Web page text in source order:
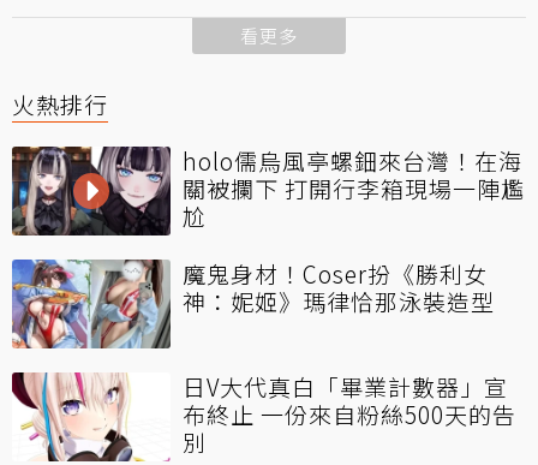
看更多
火熱排行
holo儒烏風亭螺鈿來台灣！在海
關被攔下 打開行李箱現場一陣尷
尬
魔鬼身材！Coser扮《勝利女
神：妮姬》瑪律恰那泳裝造型
日V大代真白「畢業計數器」宣
布終止 一份來自粉絲500天的告
別